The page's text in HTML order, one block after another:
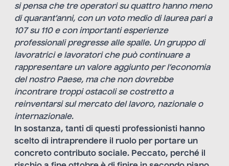
si pensa che tre operatori su quattro hanno meno
di quarant’anni, con un voto medio di laurea pari a
107 su 110 e con importanti esperienze
professionali pregresse alle spalle. Un gruppo di
lavoratrici e lavoratori che può continuare a
rappresentare un valore aggiunto per l’economia
del nostro Paese, ma che non dovrebbe
incontrare troppi ostacoli se costretto a
reinventarsi sul mercato del lavoro, nazionale o
internazionale.
In sostanza, tanti di questi professionisti hanno
scelto di intraprendere il ruolo per portare un
concreto contributo sociale. Peccato, perché il